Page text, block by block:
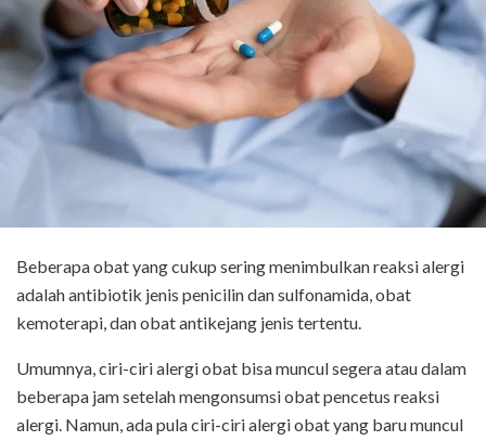
Beberapa obat yang cukup sering menimbulkan reaksi alergi
adalah antibiotik jenis penicilin dan sulfonamida, obat
kemoterapi, dan obat antikejang jenis tertentu.
Umumnya, ciri-ciri alergi obat bisa muncul segera atau dalam
beberapa jam setelah mengonsumsi obat pencetus reaksi
alergi. Namun, ada pula ciri-ciri alergi obat yang baru muncul